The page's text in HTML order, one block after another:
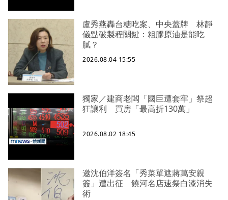
盧秀燕轟台糖吃案、中央蓋牌 林靜
儀點破製程關鍵：粗膠原油是能吃
膩？
2026.08.04 15:55
獨家／建商老闆「國巨遭套牢」祭超
狂讓利 買房「最高折130萬」
2026.08.02 18:45
邀沈伯洋簽名「秀菜單遮蔣萬安親
簽」遭出征 饒河名店速祭白漆消失
術